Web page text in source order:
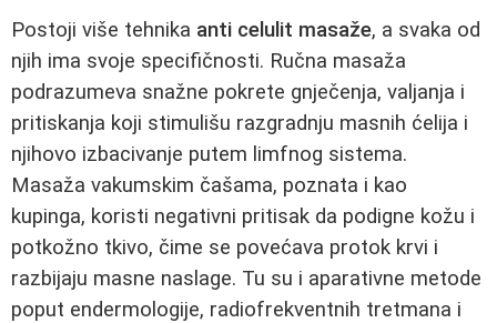
Postoji više tehnika anti celulit masaže, a svaka od
njih ima svoje specifičnosti. Ručna masaža
podrazumeva snažne pokrete gnječenja, valjanja i
pritiskanja koji stimulišu razgradnju masnih ćelija i
njihovo izbacivanje putem limfnog sistema.
Masaža vakumskim čašama, poznata i kao
kupinga, koristi negativni pritisak da podigne kožu i
potkožno tkivo, čime se povećava protok krvi i
razbijaju masne naslage. Tu su i aparativne metode
poput endermologije, radiofrekventnih tretmana i